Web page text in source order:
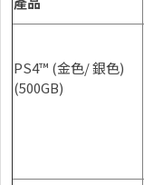
PS4™ (金色/ 銀色)
(500GB)